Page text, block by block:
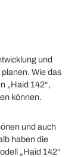
und
Wie das
„Haid 142“,
können.
und auch
haben die
„Haid 142“